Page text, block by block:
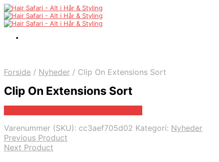
Forside / Nyheder / Clip On Extensions Sort
Clip On Extensions Sort
Varenummer (SKU): cc3aef705d02 Kategori: Nyheder
Previous Product
Next Product